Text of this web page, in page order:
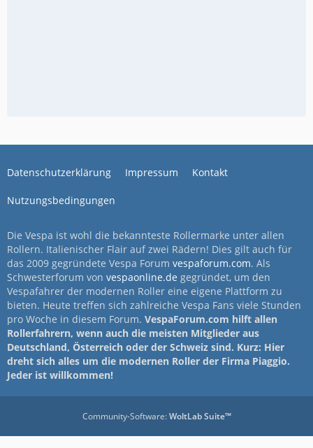
Datenschutzerklärung Impressum Kontakt
Nutzungsbedingungen
Die Vespa ist wohl die bekannteste Rollermarke unter allen
Rollern. Italienischer Flair auf zwei Rädern! Dies gilt auch für
das 2009 gegründete Vespa Forum vespaforum.com. Als
Schwesterforum von vespaonline.de gegründet, um den
Vespafahrer der modernen Roller eine eigene Plattform zu
bieten. Heute treffen sich zahlreiche Vespa Fans viele Stunden
pro Woche in diesem Forum. VespaForum.com hilft allen
Rollerfahrern, wenn auch die meisten Mitglieder aus
Deutschland, Österreich oder der Schweiz sind. Kurz: Hier
dreht sich alles um die modernen Roller der Firma Piaggio.
Jeder ist willkommen!
Community-Software:WoltLab Suite™